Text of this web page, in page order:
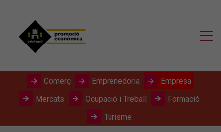
Comerç Emprenedoria
Empresa
Mercats
Ocupació i Treball
Formació
Turisme